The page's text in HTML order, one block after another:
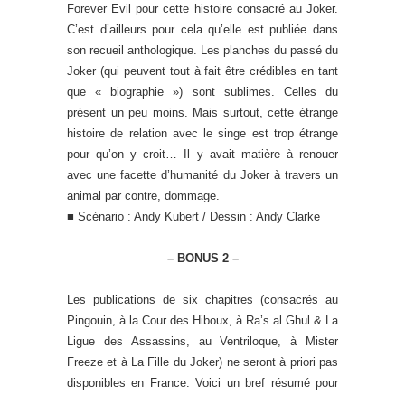
Forever Evil pour cette histoire consacré au Joker.
C’est d’ailleurs pour cela qu’elle est publiée dans
son recueil anthologique. Les planches du passé du
Joker (qui peuvent tout à fait être crédibles en tant
que « biographie ») sont sublimes. Celles du
présent un peu moins. Mais surtout, cette étrange
histoire de relation avec le singe est trop étrange
pour qu’on y croit… Il y avait matière à renouer
avec une facette d’humanité du Joker à travers un
animal par contre, dommage.
■ Scénario : Andy Kubert / Dessin : Andy Clarke
– BONUS 2 –
Les publications de six chapitres (consacrés au
Pingouin, à la Cour des Hiboux, à Ra’s al Ghul & La
Ligue des Assassins, au Ventriloque, à Mister
Freeze et à La Fille du Joker) ne seront à priori pas
disponibles en France. Voici un bref résumé pour